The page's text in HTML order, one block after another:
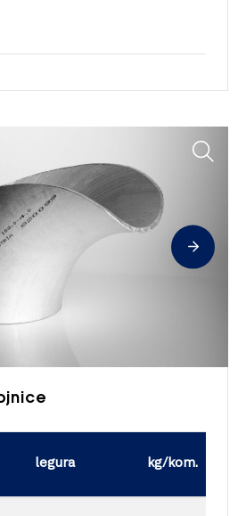
legura kg/kom.